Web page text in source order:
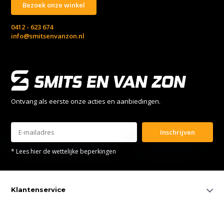
Bezoek onze winkel
0412 - 623 674
info@smitsenvanzon.nl
Ontvang als eerste onze acties en aanbiedingen.
Inschrijven
* Lees hier de wettelijke beperkingen
Klantenservice